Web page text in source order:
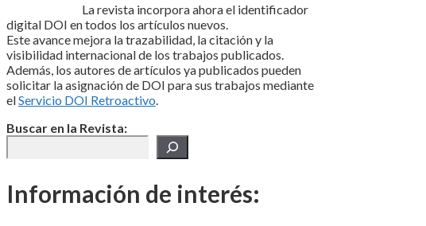
La revista incorpora ahora el identificador
digital DOI en todos los artículos nuevos.
Este avance mejora la trazabilidad, la citación y la
visibilidad internacional de los trabajos publicados.
Además, los autores de artículos ya publicados pueden
solicitar la asignación de DOI para sus trabajos mediante
elServicio DOI Retroactivo.
Buscar en la Revista:
Información de interés: